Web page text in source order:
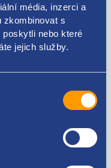
média, inzerci a
zkombinovat s
nebo které
jejich služby.